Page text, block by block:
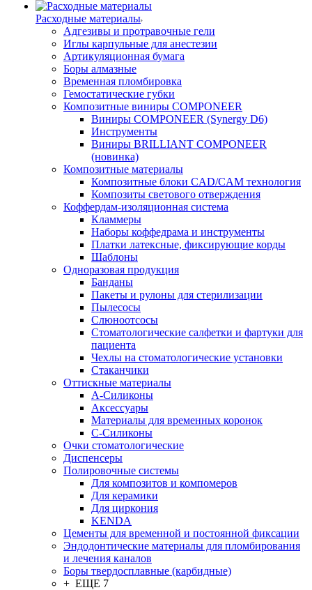
Расходные материалы
Адгезивы и протравочные гели
Иглы карпульные для анестезии
Артикуляционная бумага
Боры алмазные
Временная пломбировка
Гемостатические губки
Композитные виниры COMPONEER
Виниры COMPONEER (Synergy D6)
Инструменты
Виниры BRILLIANT COMPONEER
(новинка)
Композитные материалы
Композитные блоки CAD/СAM технология
Композиты светового отверждения
Коффердам-изоляционная система
Кламмеры
Наборы коффедрама и инструменты
Платки латексные, фиксирующие корды
Шаблоны
Одноразовая продукция
Банданы
Пакеты и рулоны для стерилизации
Пылесосы
Слюноотсосы
Стоматологические салфетки и фартуки для
пациента
Чехлы на стоматологические установки
Стаканчики
Оттискные материалы
А-Силиконы
Аксессуары
Материалы для временных коронок
С-Силиконы
Очки стоматологические
Диспенсеры
Полировочные системы
Для композитов и компомеров
Для керамики
Для циркония
KENDA
Цементы для временной и постоянной фиксации
Эндодонтические материалы для пломбирования
и лечения каналов
Боры твердосплавные (карбидные)
+ ЕЩЕ 7